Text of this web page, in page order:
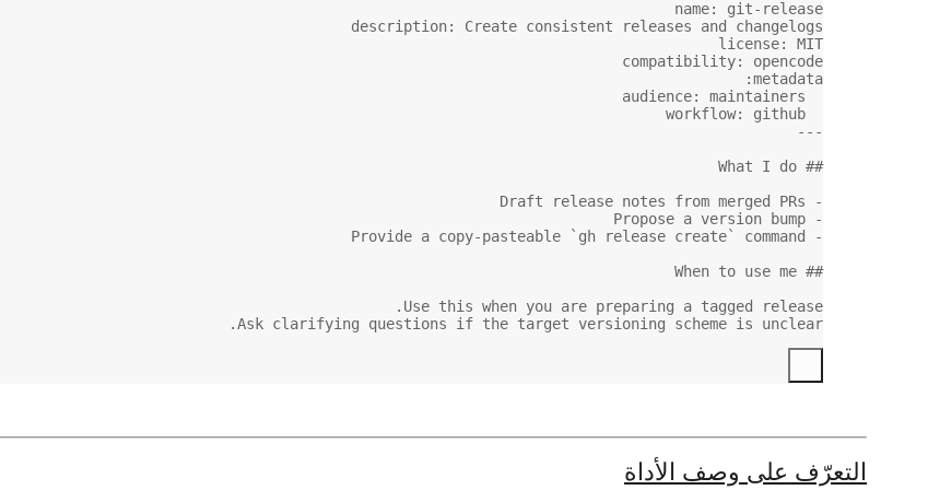
name: git-release
description: Create consistent releases and changelogs
license: MIT
compatibility: opencode
metadata
:
audience: maintainers
workflow: github
---
## What I do
-
-
-
`gh release create`
command
## When to use me
Use this when you are preparing a tagged release.
Ask clarifying questions if the target versioning scheme is unclear.
التعرّف على وصف الأداة